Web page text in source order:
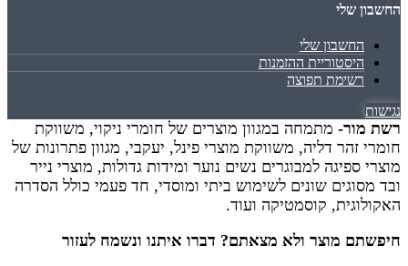
החשבון שלי
החשבון שלי
היסטוריית ההזמנות
רשימת תפוצה
נגישות
רשת מור- מתמחה במגוון מוצרים של חומרי ניקוי, משווקת
חומרי זהר דליה, משווקת מוצרי פינל, יעקבי, מגוון פתרונות של
מוצרי ספיגה למבוגרים נשים נוער ומידות גדולות, מוצרי נייר
ובד מסוגים שונים לשימוש ביתי ומוסדי, חד פעמי כולל הסדרה
האקולוגית, קוסמטיקה ועוד.
חיפשתם מוצר ולא מצאתם? דברו איתנו ונשמח לעזור